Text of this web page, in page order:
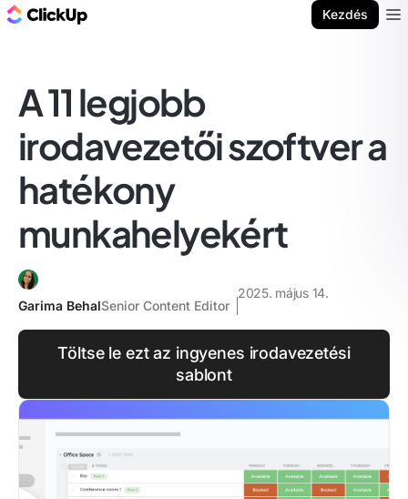
Kezdés
A 11 legjobb
irodavezetői szoftver a
hatékony
munkahelyekért
Garima BehalSenior Content Editor
2025. május 14.
Töltse le ezt az ingyenes irodavezetési
sablont